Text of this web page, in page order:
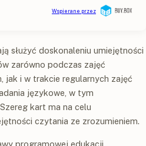
służyć doskonaleniu umiejętności
zarówno podczas zajęć
jak i w trakcie regularnych zajęć
językowe, w tym
kart ma na celu
czytania ze zrozumieniem.
programowej edukacji